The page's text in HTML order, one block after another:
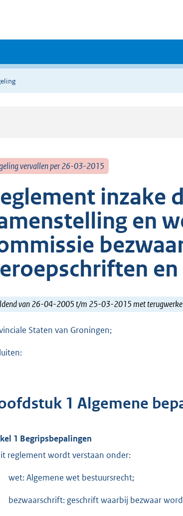
vervallen per 26-03-2015
inzake
en
van 26-04-2005 t/m 25-03-2015 met
Staten van Groningen;
1 Algemene
1 Begripsbepalingen
reglement wordt verstaan onder:
wet: Algemene wet bestuursrecht;
bezwaarschrift: geschrift waarbij bezwaar